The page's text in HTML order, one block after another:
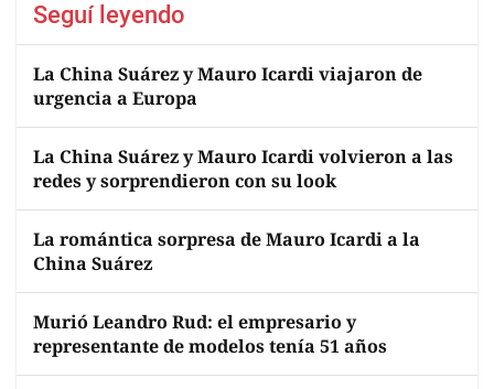
Seguí leyendo
La China Suárez y Mauro Icardi viajaron de
urgencia a Europa
La China Suárez y Mauro Icardi volvieron a las
redes y sorprendieron con su look
La romántica sorpresa de Mauro Icardi a la
China Suárez
Murió Leandro Rud: el empresario y
representante de modelos tenía 51 años